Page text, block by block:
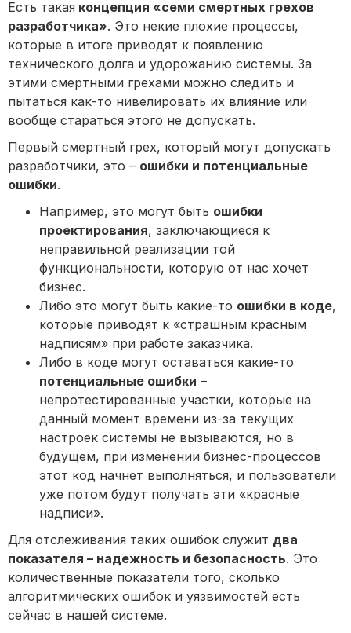
Есть такая концепция «семи смертных грехов
разработчика». Это некие плохие процессы,
которые в итоге приводят к появлению
технического долга и удорожанию системы. За
этими смертными грехами можно следить и
пытаться как-то нивелировать их влияние или
вообще стараться этого не допускать.
Первый смертный грех, который могут допускать
разработчики, это – ошибки и потенциальные
ошибки.
Например, это могут быть ошибки
проектирования, заключающиеся к
неправильной реализации той
функциональности, которую от нас хочет
бизнес.
Либо это могут быть какие-то ошибки в коде,
которые приводят к «страшным красным
надписям» при работе заказчика.
Либо в коде могут оставаться какие-то
потенциальные ошибки –
непротестированные участки, которые на
данный момент времени из-за текущих
настроек системы не вызываются, но в
будущем, при изменении бизнес-процессов
этот код начнет выполняться, и пользователи
уже потом будут получать эти «красные
надписи».
Для отслеживания таких ошибок служит два
показателя – надежность и безопасность. Это
количественные показатели того, сколько
алгоритмических ошибок и уязвимостей есть
сейчас в нашей системе.